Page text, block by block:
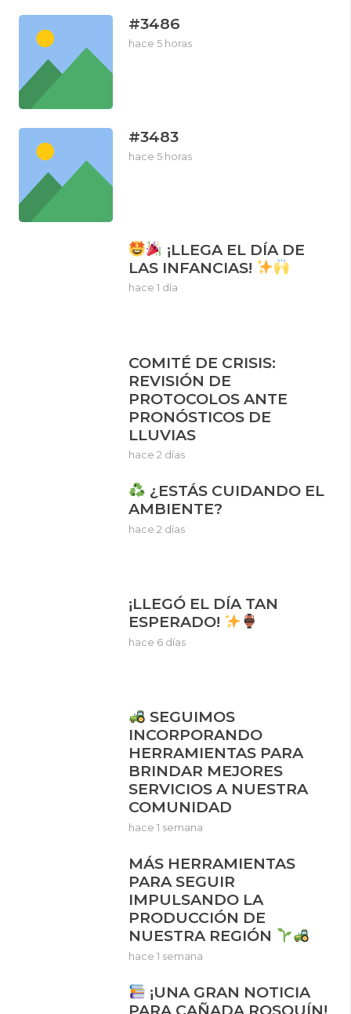
#3486
hace 5 horas
#3483
hace 5 horas
¡LLEGA EL DÍA DE
LAS INFANCIAS!
hace 1 día
COMITÉ DE CRISIS:
REVISIÓN DE
PROTOCOLOS ANTE
PRONÓSTICOS DE
LLUVIAS
hace 2 días
¿ESTÁS CUIDANDO EL
AMBIENTE?
hace 2 días
¡LLEGÓ EL DÍA TAN
ESPERADO!
hace 6 días
SEGUIMOS
INCORPORANDO
HERRAMIENTAS PARA
BRINDAR MEJORES
SERVICIOS A NUESTRA
COMUNIDAD
hace 1 semana
MÁS HERRAMIENTAS
PARA SEGUIR
IMPULSANDO LA
PRODUCCIÓN DE
NUESTRA REGIÓN
hace 1 semana
¡UNA GRAN NOTICIA
PARA CAÑADA ROSQUÍN!